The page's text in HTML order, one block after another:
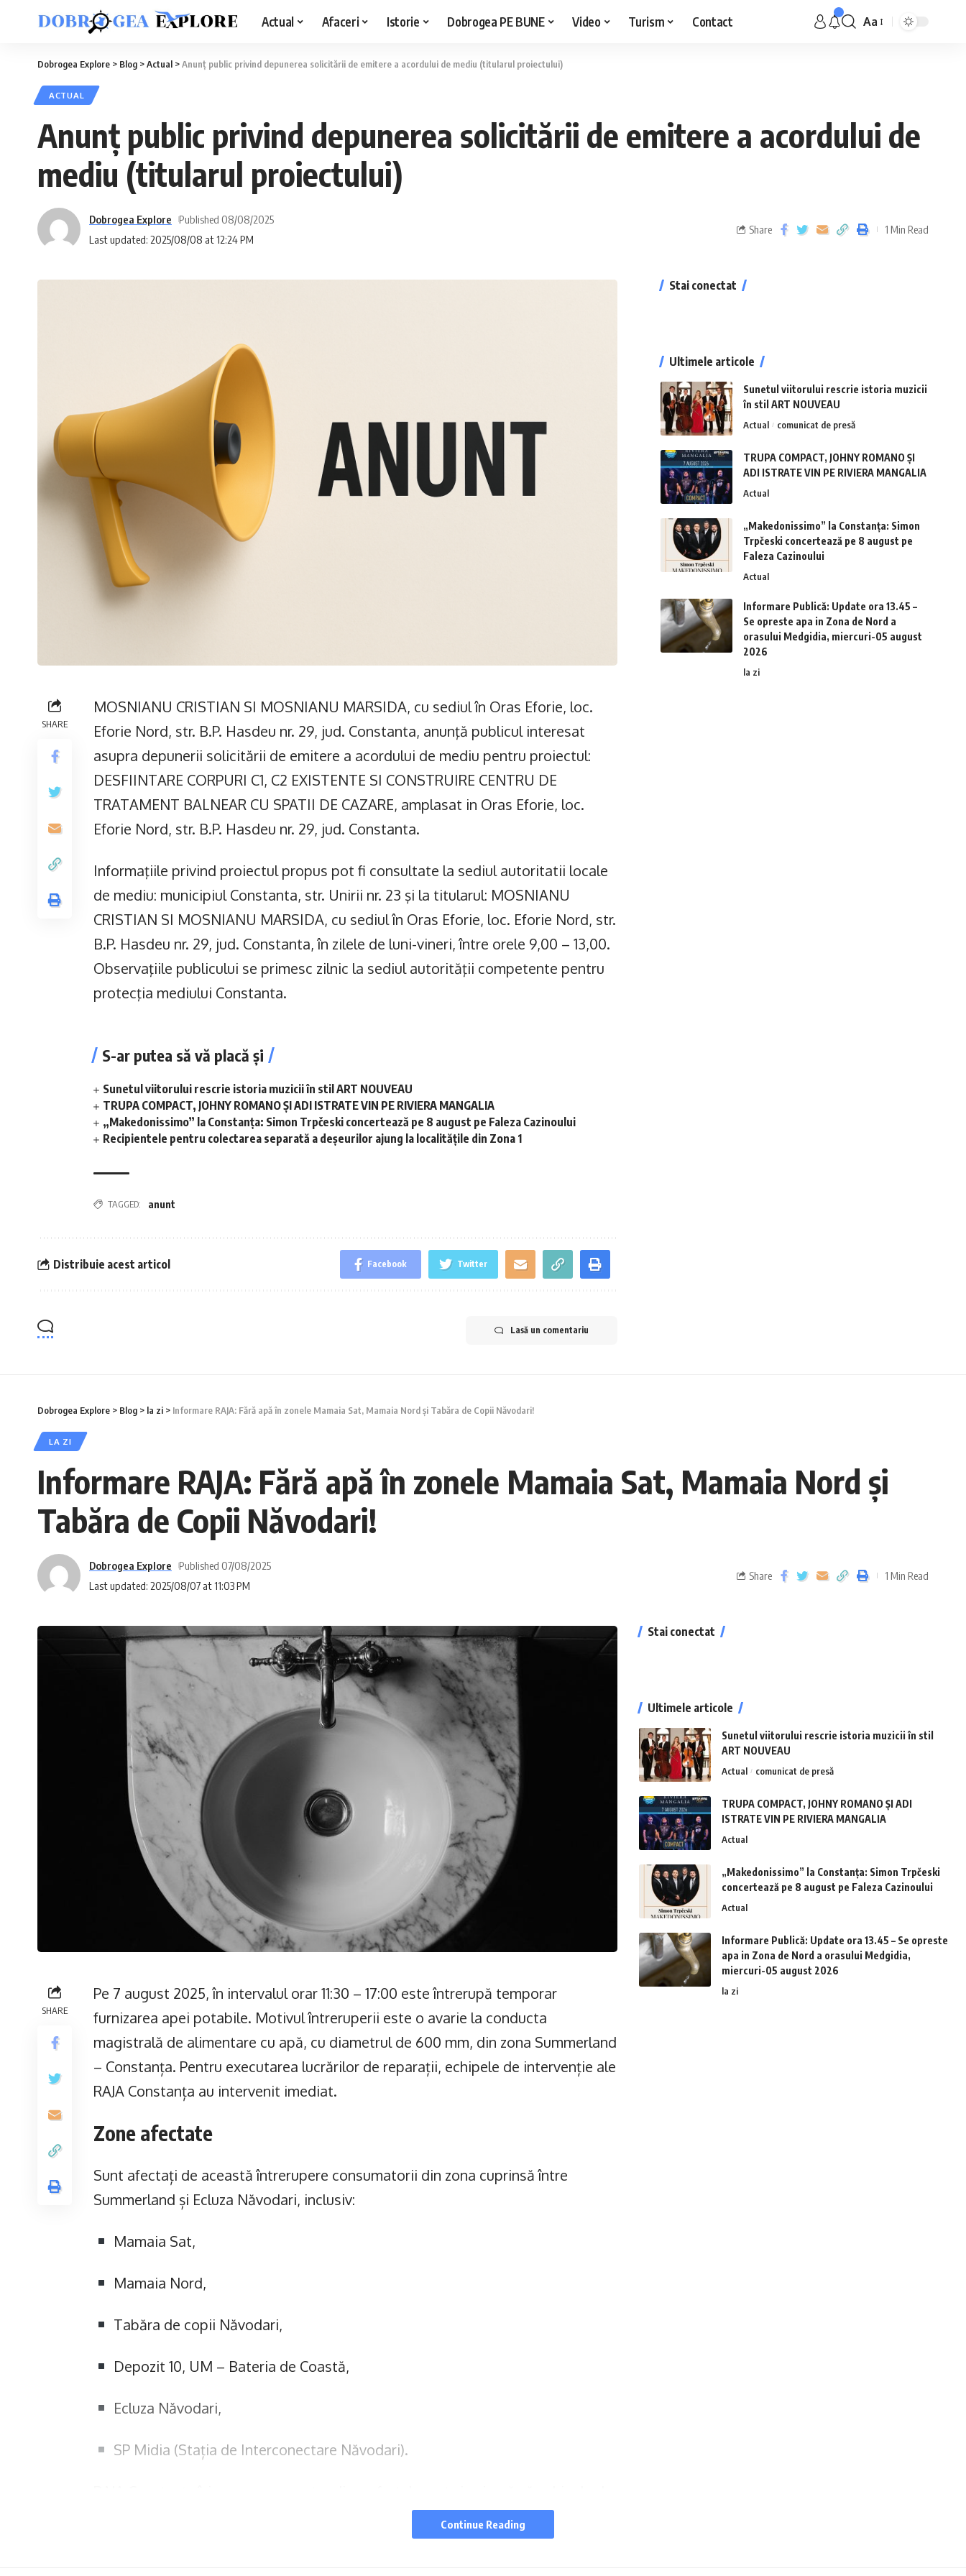
Actual Afaceri Istorie Dobrogea PE BUNE Video Turism Contact Aa
Dobrogea Explore > Blog >Actual >Anunţ public privind depunerea solicitării de emitere a acordului de mediu (titularul proiectului)
ACTUAL
Anunţ public privind depunerea solicitării de emitere a acordului de
mediu (titularul proiectului)
Last updated: 2025/08/08 at 12:24 PM
Dobrogea Explore Published 08/08/2025
Share 1 Min Read
SHARE
MOSNIANU CRISTIAN SI MOSNIANU MARSIDA, cu sediul în Oras Eforie, loc.
Eforie Nord, str. B.P. Hasdeu nr. 29, jud. Constanta, anunţă publicul interesat
asupra depunerii solicitării de emitere a acordului de mediu pentru proiectul:
DESFIINTARE CORPURI C1, C2 EXISTENTE SI CONSTRUIRE CENTRU DE
TRATAMENT BALNEAR CU SPATII DE CAZARE, amplasat in Oras Eforie, loc.
Eforie Nord, str. B.P. Hasdeu nr. 29, jud. Constanta.
Informaţiile privind proiectul propus pot fi consultate la sediul autoritatii locale
de mediu: municipiul Constanta, str. Unirii nr. 23 şi la titularul: MOSNIANU
CRISTIAN SI MOSNIANU MARSIDA, cu sediul în Oras Eforie, loc. Eforie Nord, str.
B.P. Hasdeu nr. 29, jud. Constanta, în zilele de luni-vineri, între orele 9,00 – 13,00.
Observaţiile publicului se primesc zilnic la sediul autorităţii competente pentru
protecţia mediului Constanta.
S-ar putea să vă placă și
Sunetul viitorului rescrie istoria muzicii în stil ART NOUVEAU
TRUPA COMPACT, JOHNY ROMANO ȘI ADI ISTRATE VIN PE RIVIERA MANGALIA
„Makedonissimo” la Constanța: Simon Trpčeski concertează pe 8 august pe Faleza Cazinoului
Recipientele pentru colectarea separată a deșeurilor ajung la localitățile din Zona 1
TAGGED: anunt
Distribuie acest articol Facebook Twitter
Lasă un comentariu
Stai conectat
Ultimele articole
Sunetul viitorului rescrie istoria muzicii
în stil ART NOUVEAU
Actual comunicat de presă
TRUPA COMPACT, JOHNY ROMANO ȘI
ADI ISTRATE VIN PE RIVIERA MANGALIA
Actual
„Makedonissimo” la Constanța: Simon
Trpčeski concertează pe 8 august pe
Faleza Cazinoului
Actual
Informare Publică: Update ora 13.45 –
Se opreste apa in Zona de Nord a
orasului Medgidia, miercuri-05 august
2026
la zi
Dobrogea Explore > Blog > la zi > Informare RAJA: Fără apă în zonele Mamaia Sat, Mamaia Nord și Tabăra de Copii Năvodari!
LA ZI
Informare RAJA: Fără apă în zonele Mamaia Sat, Mamaia Nord și
Tabăra de Copii Năvodari!
Last updated: 2025/08/07 at 11:03 PM
Dobrogea Explore Published 07/08/2025
Share 1 Min Read
SHARE
Pe 7 august 2025, în intervalul orar 11:30 – 17:00 este întrerupă temporar
furnizarea apei potabile. Motivul întreruperii este o avarie la conducta
magistrală de alimentare cu apă, cu diametrul de 600 mm, din zona Summerland
– Constanța. Pentru executarea lucrărilor de reparații, echipele de intervenție ale
RAJA Constanța au intervenit imediat.
Zone afectate
Sunt afectați de această întrerupere consumatorii din zona cuprinsă între
Summerland și Ecluza Năvodari, inclusiv:
Mamaia Sat,
Mamaia Nord,
Tabăra de copii Năvodari,
Depozit 10, UM – Bateria de Coastă,
Ecluza Năvodari,
SP Midia (Stația de Interconectare Năvodari).
intervenție depun toate eforturile necesare pentru remedierea situației și
reluarea furnizării apei potabile în cel mai scurt timp posibil.
Stai conectat
Ultimele articole
Sunetul viitorului rescrie istoria muzicii în stil
ART NOUVEAU
Actual comunicat de presă
TRUPA COMPACT, JOHNY ROMANO ȘI ADI
ISTRATE VIN PE RIVIERA MANGALIA
Actual
„Makedonissimo” la Constanța: Simon Trpčeski
concertează pe 8 august pe Faleza Cazinoului
Actual
Informare Publică: Update ora 13.45 – Se opreste
apa in Zona de Nord a orasului Medgidia,
miercuri-05 august 2026
la zi
Continue Reading